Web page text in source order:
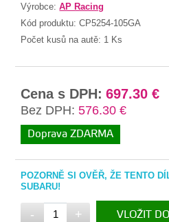
Výrobce:AP Racing
Kód produktu:CP5254-105GA
Počet kusů na autě: 1 Ks
Cena s DPH: 697.30 €
Bez DPH: 576.30 €
Doprava ZDARMA
POZORNĚ SI OVĚŘ, ŽE TENTO
SUBARU!
- + VLOŽIT